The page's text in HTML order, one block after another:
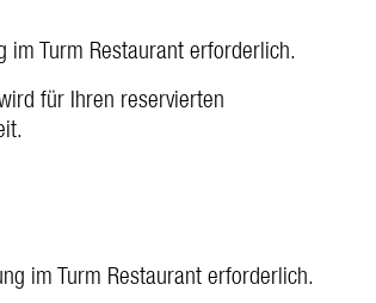
im Turm Restaurant erforderlich.
für Ihren reservierten
im Turm Restaurant erforderlich.